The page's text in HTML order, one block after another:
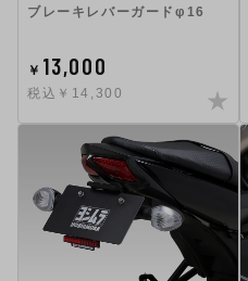
ブレーキレバーガードφ16
￥ 13,000
税込￥14,300